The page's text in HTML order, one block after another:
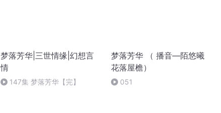
梦落芳华|三世情缘|幻想言
情
147集 梦落芳华【完】
梦落芳华 （ 播音—陌悠曦
花落屋檐）
051